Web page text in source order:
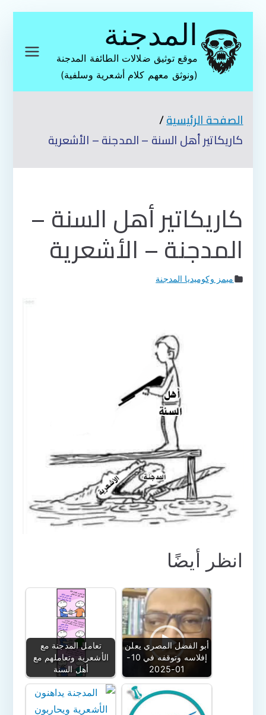
المحتوى
المدجنة
موقع توثيق ضلالات الطائفة المدجنة
(ونوثق معهم كلام أشعرية وسلفية)
الصفحة الرئيسية
كاريكاتير أهل السنة – المدجنة – الأشعرية
كاريكاتير أهل السنة –
المدجنة – الأشعرية
ميمز وكوميديا المدجنة
انظر أيضًا
تعامل المدجنة مع
الأشعرية وتعاملهم مع
أهل السنة
أبو الفضل المصري يعلن
إفلاسه وتوقفه في 10-
01-2025